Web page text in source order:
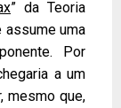
” da Teoria
assume uma
Por
a um
mesmo que,